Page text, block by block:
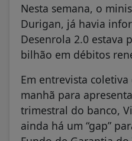
Nesta semana, o
Durigan, já havia
Desenrola 2.0 estava
bilhão em débitos
Em entrevista
manhã para
trimestral do banco,
ainda há um “gap”